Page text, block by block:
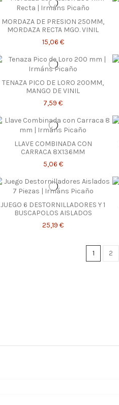
MORDAZA DE PRESION 250MM,
MORDAZA RECTA MGO. VINIL
15,06 €
TENAZA PICO DE LORO 200MM,
MANGO DE VINIL
7,59 €
LLAVE COMBINADA CON
CARRACA 8X136MM
5,06 €
JUEGO 6 DESTORNILLADORES Y 1
BUSCAPOLOS AISLADOS
25,19 €
1 2